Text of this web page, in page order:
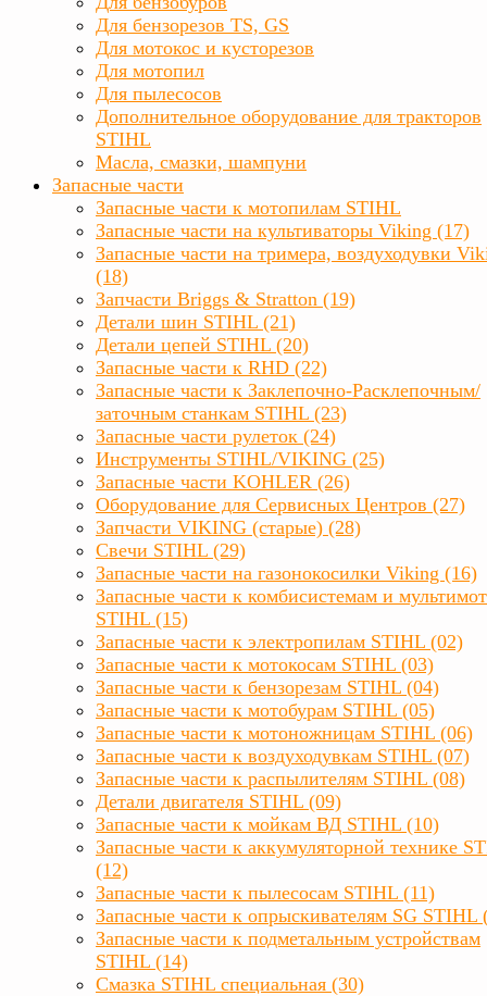
Для бензорезов TS, GS
Для мотокос и кусторезов
Для мотопил
Для пылесосов
Дополнительное оборудование для тракторов
STIHL
Масла, смазки, шампуни
Запасные части
Запасные части к мотопилам STIHL
Запасные части на культиваторы Viking (17)
Запасные части на тримера, воздуходувки
(18)
Запчасти Briggs & Stratton (19)
Детали шин STIHL (21)
Детали цепей STIHL (20)
Запасные части к RHD (22)
Запасные части к Заклепочно-Расклепочным/
заточным станкам STIHL (23)
Запасные части рулеток (24)
Инструменты STIHL/VIKING (25)
Запасные части KOHLER (26)
Оборудование для Сервисных Центров (27)
Запчасти VIKING (старые) (28)
Свечи STIHL (29)
Запасные части на газонокосилки Viking (16)
Запасные части к комбисистемам и
STIHL (15)
Запасные части к электропилам STIHL (02)
Запасные части к мотокосам STIHL (03)
Запасные части к бензорезам STIHL (04)
Запасные части к мотобурам STIHL (05)
Запасные части к мотоножницам STIHL (06)
Запасные части к воздуходувкам STIHL (07)
Запасные части к распылителям STIHL (08)
Детали двигателя STIHL (09)
Запасные части к мойкам ВД STIHL (10)
Запасные части к аккумуляторной технике
(12)
Запасные части к пылесосам STIHL (11)
Запасные части к опрыскивателям SG STIHL
Запасные части к подметальным устройствам
STIHL (14)
Смазка STIHL специальная (30)